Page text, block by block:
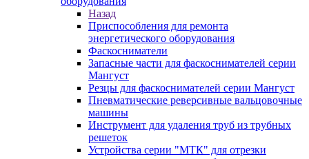
Назад
Приспособления для ремонта
энергетического оборудования
Фаскосниматели
Запасные части для фаскоснимателей серии
Мангуст
Резцы для фаскоснимателей серии Мангуст
Пневматические реверсивные вальцовочные
машины
Инструмент для удаления труб из трубных
решеток
Устройства серии "МТК" для отрезки